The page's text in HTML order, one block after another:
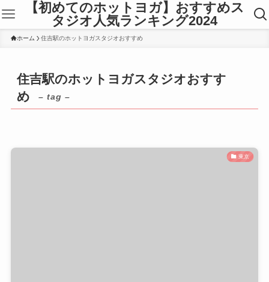
【初めてのホットヨガ】おすすめス
タジオ人気ランキング2024
ホーム 住吉駅のホットヨガスタジオおすすめ
住吉駅のホットヨガスタジオおすす
め
– tag –
東京